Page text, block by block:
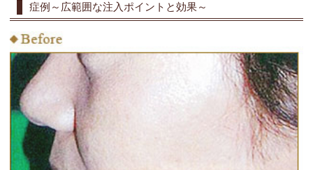
症例～広範囲な注入ポイントと効果～